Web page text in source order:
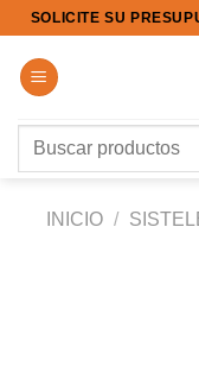
Saltar
contenido
SOLICITE SU
Buscar
INICIO /